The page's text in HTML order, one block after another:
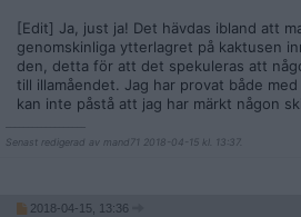
[Edit] Ja, just ja! Det hävdas ibland att
genomskinliga ytterlagret på kaktusen
den, detta för att det spekuleras att
till illamåendet. Jag har provat både
kan inte påstå att jag har märkt någon
Senast redigerad av mand71 2018-04-15 kl. 13:37.
2018-04-15, 13:36